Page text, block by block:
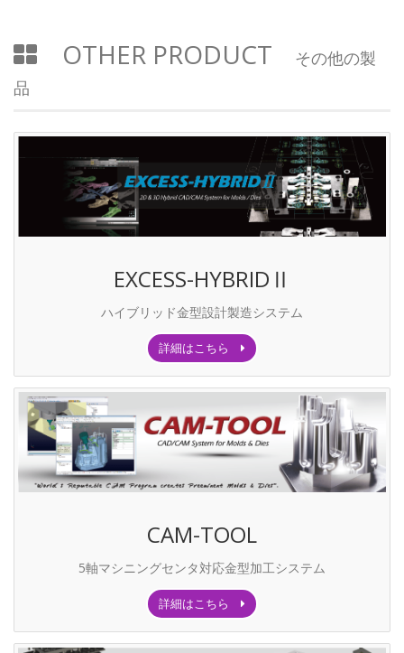
OTHER PRODUCT
その他の製
品
EXCESS-HYBRIDⅡ
ハイブリッド金型設計製造システム
詳細はこちら
CAM-TOOL
5軸マシニングセンタ対応金型加工システム
詳細はこちら